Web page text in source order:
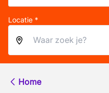
Locatie *
Home